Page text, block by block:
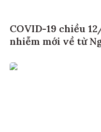
COVID-19 chiều
nhiễm mới về từ